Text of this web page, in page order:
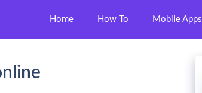
Home How To Mobile Apps